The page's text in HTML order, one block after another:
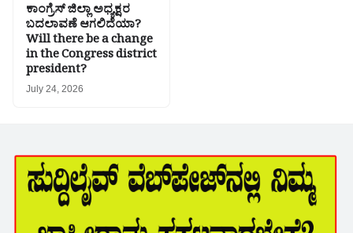
ಕಾಂಗ್ರೆಸ್ ಜಿಲ್ಲಾ ಅಧ್ಯಕ್ಷರ
ಬದಲಾವಣೆ ಆಗಲಿದೆಯಾ?
Will there be a change
in the Congress district
president?
July 24, 2026